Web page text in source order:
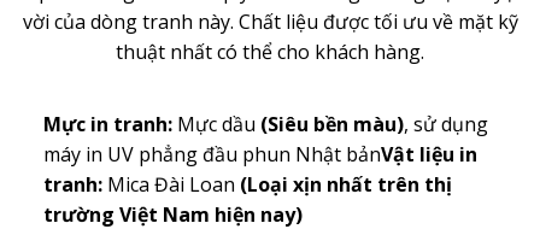
vời của dòng tranh này. Chất liệu được tối ưu về mặt kỹ
thuật nhất có thể cho khách hàng.
Mực in tranh:Mực dầu (Siêu bền màu), sử dụng
máy in UV phẳng đầu phun Nhật bảnVật liệu in
tranh:Mica Đài Loan (Loại xịn nhất trên thị
trường Việt Nam hiện nay)